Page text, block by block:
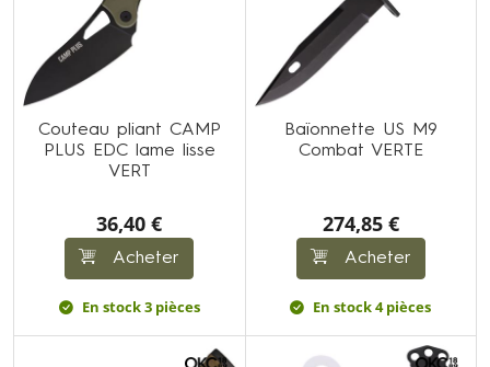
Couteau pliant CAMP
PLUS EDC lame lisse
VERT
36,40 €
Acheter
En stock 3 pièces
Baïonnette US M9
Combat VERTE
274,85 €
Acheter
En stock 4 pièces